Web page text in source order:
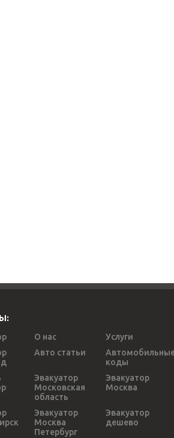
О нас Услуги
Авто статьи
коды
Эвакуатор
Московская
область
Эвакуатор
Москва
Эвакуатор
Москва
Петербург
Эвакуатор
дешево